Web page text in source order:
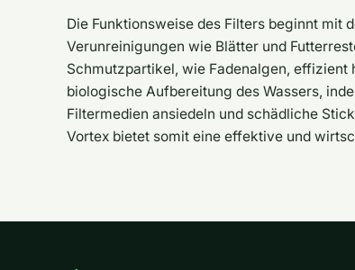
Die Funktionsweise des Filters beginnt mit
Verunreinigungen wie Blätter und
Schmutzpartikel, wie Fadenalgen,
biologische Aufbereitung des Wassers,
Filtermedien ansiedeln und schädliche
Vortex bietet somit eine effektive und